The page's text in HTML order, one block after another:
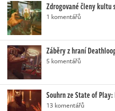
Zdrogované členy kultu
1 komentářů
Záběry z hraní
5 komentářů
Souhrn ze State of
13 komentářů